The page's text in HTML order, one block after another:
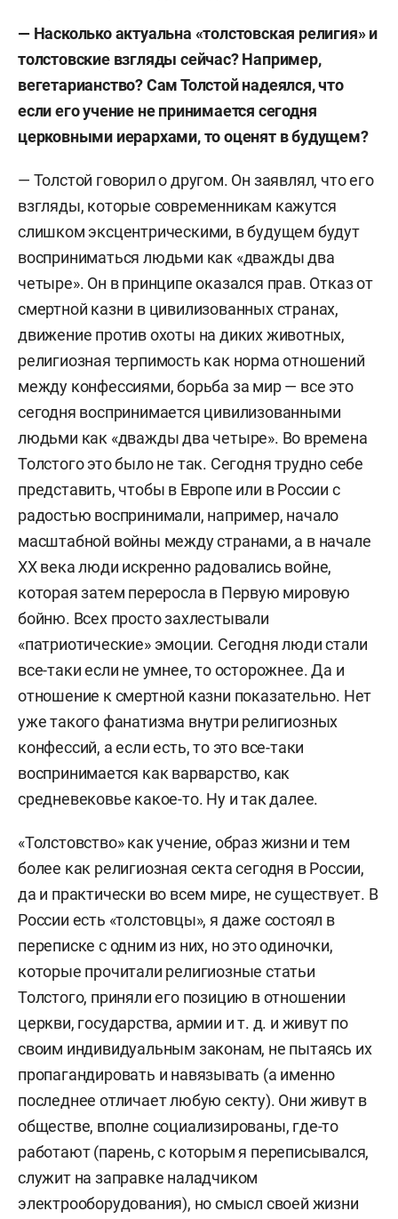
— Насколько актуальна «толстовская религия» и
толстовские взгляды сейчас? Например,
вегетарианство? Сам Толстой надеялся, что
если его учение не принимается сегодня
церковными иерархами, то оценят в будущем?
— Толстой говорил о другом. Он заявлял, что его
взгляды, которые современникам кажутся
слишком эксцентрическими, в будущем будут
восприниматься людьми как «дважды два
четыре». Он в принципе оказался прав. Отказ от
смертной казни в цивилизованных странах,
движение против охоты на диких животных,
религиозная терпимость как норма отношений
между конфессиями, борьба за мир — все это
сегодня воспринимается цивилизованными
людьми как «дважды два четыре». Во времена
Толстого это было не так. Сегодня трудно себе
представить, чтобы в Европе или в России с
радостью воспринимали, например, начало
масштабной войны между странами, а в начале
ХХ века люди искренно радовались войне,
которая затем переросла в Первую мировую
бойню. Всех просто захлестывали
«патриотические» эмоции. Сегодня люди стали
все-таки если не умнее, то осторожнее. Да и
отношение к смертной казни показательно. Нет
уже такого фанатизма внутри религиозных
конфессий, а если есть, то это все-таки
воспринимается как варварство, как
средневековье какое-то. Ну и так далее.
«Толстовство» как учение, образ жизни и тем
более как религиозная секта сегодня в России,
да и практически во всем мире, не существует. В
России есть «толстовцы», я даже состоял в
переписке с одним из них, но это одиночки,
которые прочитали религиозные статьи
Толстого, приняли его позицию в отношении
церкви, государства, армии и т. д. и живут по
своим индивидуальным законам, не пытаясь их
пропагандировать и навязывать (а именно
последнее отличает любую секту). Они живут в
обществе, вполне социализированы, где-то
работают (парень, с которым я переписывался,
служит на заправке наладчиком
электрооборудования), но смысл своей жизни